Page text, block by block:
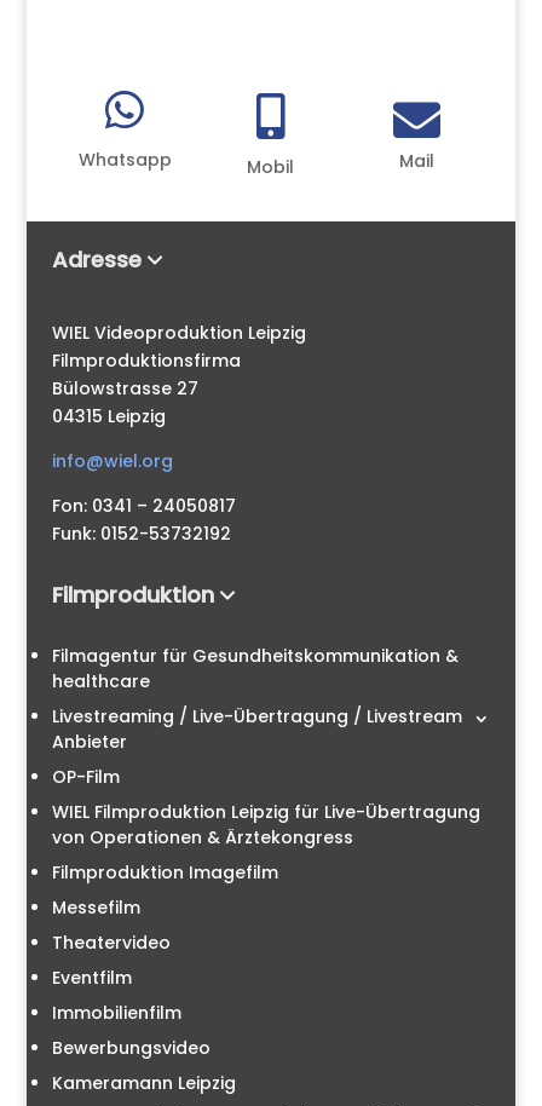

Whatsapp

Mobil

Mail
Adresse
WIEL Videoproduktion Leipzig
Filmproduktionsfirma
Bülowstrasse 27
04315 Leipzig
info@wiel.org
Fon: 0341 – 24050817
Funk: 0152-53732192
Filmproduktion
Filmagentur für Gesundheitskommunikation &
healthcare
Livestreaming / Live-Übertragung / Livestream
Anbieter
OP-Film
WIEL Filmproduktion Leipzig für Live-Übertragung
von Operationen & Ärztekongress
Filmproduktion Imagefilm
Messefilm
Theatervideo
Eventfilm
Immobilienfilm
Bewerbungsvideo
Kameramann Leipzig